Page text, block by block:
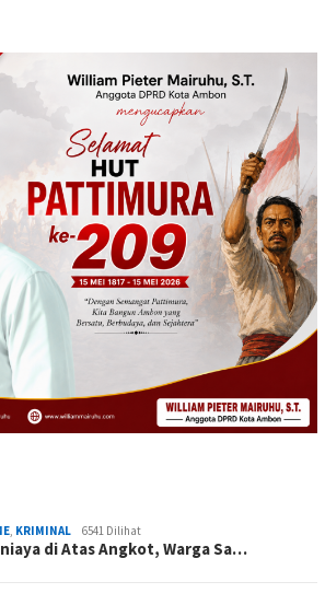
KRIMINAL 6541 Dilihat
di Atas Angkot, Warga Sa…